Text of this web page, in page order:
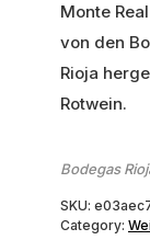
Monte
von den
Rioja
Rotwein.
Bodegas
SKU:
Category: